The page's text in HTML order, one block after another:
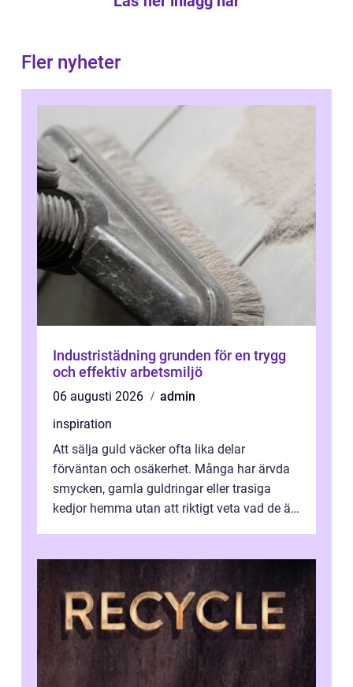
Fler nyheter
Industristädning grunden för en trygg
och effektiv arbetsmiljö
06 augusti 2026
admin
inspiration
Att sälja guld väcker ofta lika delar
förväntan och osäkerhet. Många har ärvda
smycken, gamla guldringar eller trasiga
kedjor hemma utan att riktigt veta vad de är